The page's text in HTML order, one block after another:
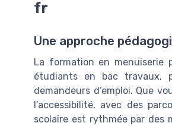
fr
Une approche
La formation en menuiserie
étudiants en bac travaux,
demandeurs d’emploi. Que
l’accessibilité, avec des
scolaire est rythmée par des